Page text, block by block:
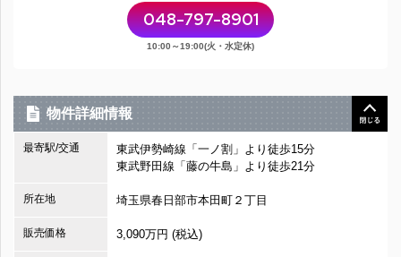
048-797-8901
10:00～19:00(火・水定休)
物件詳細情報
最寄駅/交通
東武伊勢崎線「一ノ割」より徒歩15分
東武野田線「藤の牛島」より徒歩21分
所在地 埼玉県春日部市本田町２丁目
販売価格 3,090万円 (税込)